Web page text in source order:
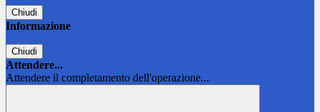
Chiudi
Informazione
Chiudi
Attendere...
Attendere il completamento dell'operazione...